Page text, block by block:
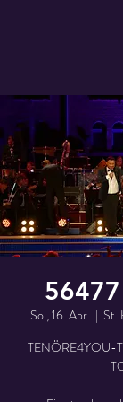
So., 16. Apr.
  |
St.
TENÖRE4YOU-